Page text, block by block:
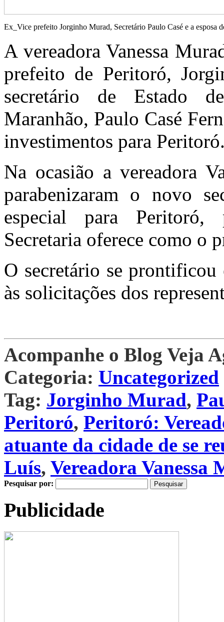
Ex_Vice prefeito Jorginho Murad, Secretário Paulo Casé e a esposa
A vereadora Vanessa
prefeito de Peritoró,
secretário de Estado
Maranhão, Paulo Casé
investimentos para
Na ocasião a vereadora
parabenizaram o novo
especial para Peritoró,
Secretaria oferece como o
O secretário se
às solicitações dos
Acompanhe o Blog Veja
Categoria: Uncategorized
Tag: Jorginho Murad,
Peritoró, Peritoró:
atuante da cidade de se
Luís, Vereadora Vanessa
Pesquisar por:
Publicidade